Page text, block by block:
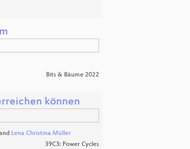
Bits & Bäume 2022
können
Lena Christina Müller
39C3: Power Cycles